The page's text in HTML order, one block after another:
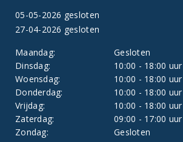
05-05-2026 gesloten
27-04-2026 gesloten
Maandag:
Gesloten
Dinsdag:
10:00 - 18:00 uur
Woensdag:
10:00 - 18:00 uur
Donderdag:
10:00 - 18:00 uur
Vrijdag:
10:00 - 18:00 uur
Zaterdag:
09:00 - 17:00 uur
Zondag:
Gesloten